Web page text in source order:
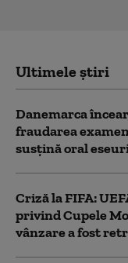
Ultimele știri
Danemarca
fraudarea
susţină oral
Criză la FIFA:
privind Cupele
vânzare a fost